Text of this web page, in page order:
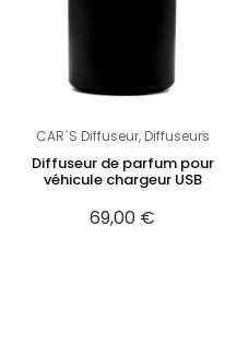
CAR`S Diffuseur, Diffuseurs
Diffuseur de parfum pour
véhicule chargeur USB
69,00 €